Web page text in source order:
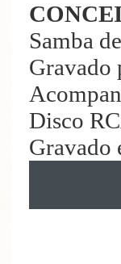
Samba
Gravado
Disco
Gravado